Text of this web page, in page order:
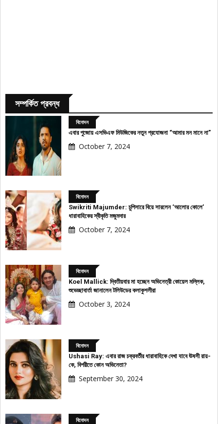
সম্পর্কিত প্রবন্ধ
বিনোদন
এবার পুজোয় এসভিএফ মিউজিকের নতুন প্রযোজনা “আমার মন মানে না”
October 7, 2024
বিনোদন
Swikriti Majumder: চুপিসারে বিয়ে সারলেন ‘আলোর কোলে’
ধারাবাহিকের স্বীকৃতি মজুমদার
October 7, 2024
বিনোদন
Koel Mallick: দ্বিতীয়বার মা হচ্ছেন অভিনেত্রী কোয়েল মল্লিক,
শুভেচ্ছাবার্তা জানালেন টলিউডের কলাকুশলীরা
October 3, 2024
বিনোদন
Ushasi Ray: এবার রাজ চক্রবর্তীর ধারাবাহিকে দেখা যাবে ঊষসী রায়-
কে, বিপরীতে কোন অভিনেতা?
September 30, 2024
বিনোদন